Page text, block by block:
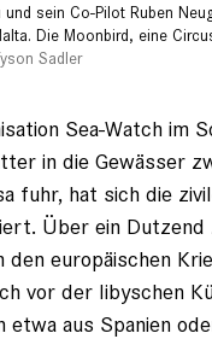
sein Co-Pilot Ruben
Die Moonbird, eine
Sadler
Sea-Watch im
in die Gewässer
fuhr, hat sich die
Über ein Dutzend
den europäischen
vor der libyschen
etwa aus ­Spanien